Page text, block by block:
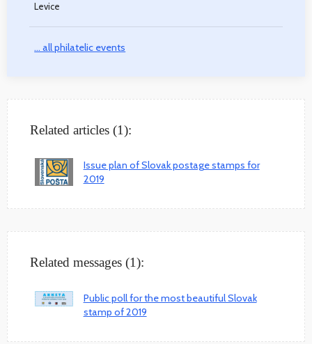
Levice
... all philatelic events
Related articles (1):
Issue plan of Slovak postage stamps for
2019
Related messages (1):
Public poll for the most beautiful Slovak
stamp of 2019